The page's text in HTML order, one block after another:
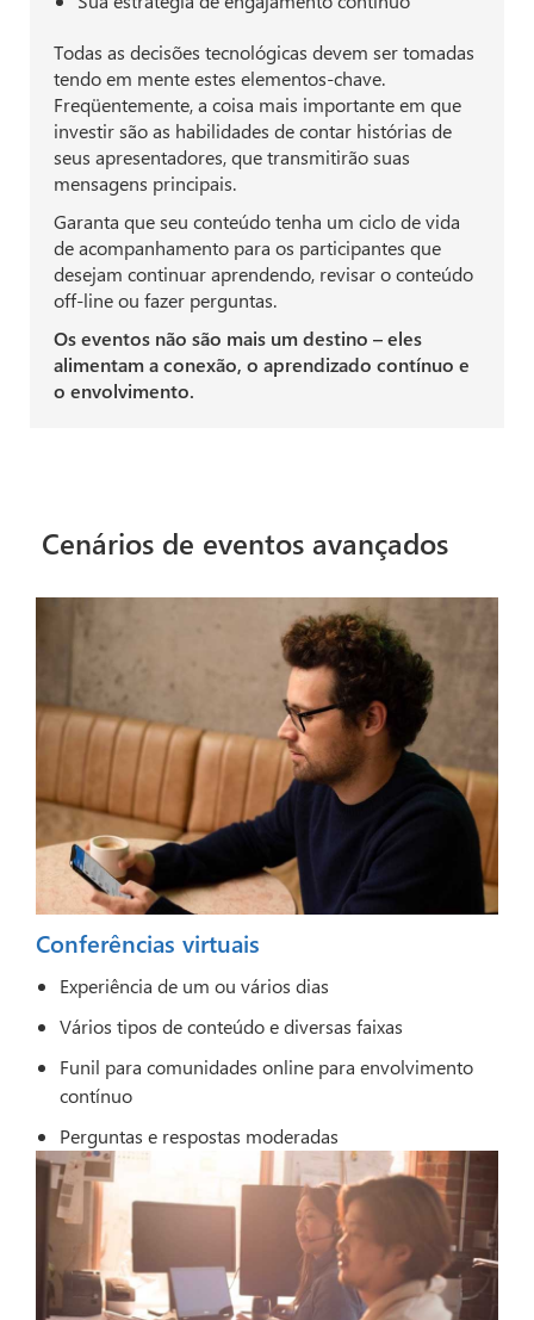
Todas as decisões tecnológicas devem ser tomadas
tendo em mente estes elementos-chave.
Freqüentemente, a coisa mais importante em que
investir são as habilidades de contar histórias de
seus apresentadores, que transmitirão suas
mensagens principais.
Garanta que seu conteúdo tenha um ciclo de vida
de acompanhamento para os participantes que
desejam continuar aprendendo, revisar o conteúdo
off-line ou fazer perguntas.
Os eventos não são mais um destino – eles
alimentam a conexão, o aprendizado contínuo e
o envolvimento.
Cenários de eventos avançados
Conferências virtuais
Experiência de um ou vários dias
Vários tipos de conteúdo e diversas faixas
Funil para comunidades online para envolvimento
contínuo
Perguntas e respostas moderadas